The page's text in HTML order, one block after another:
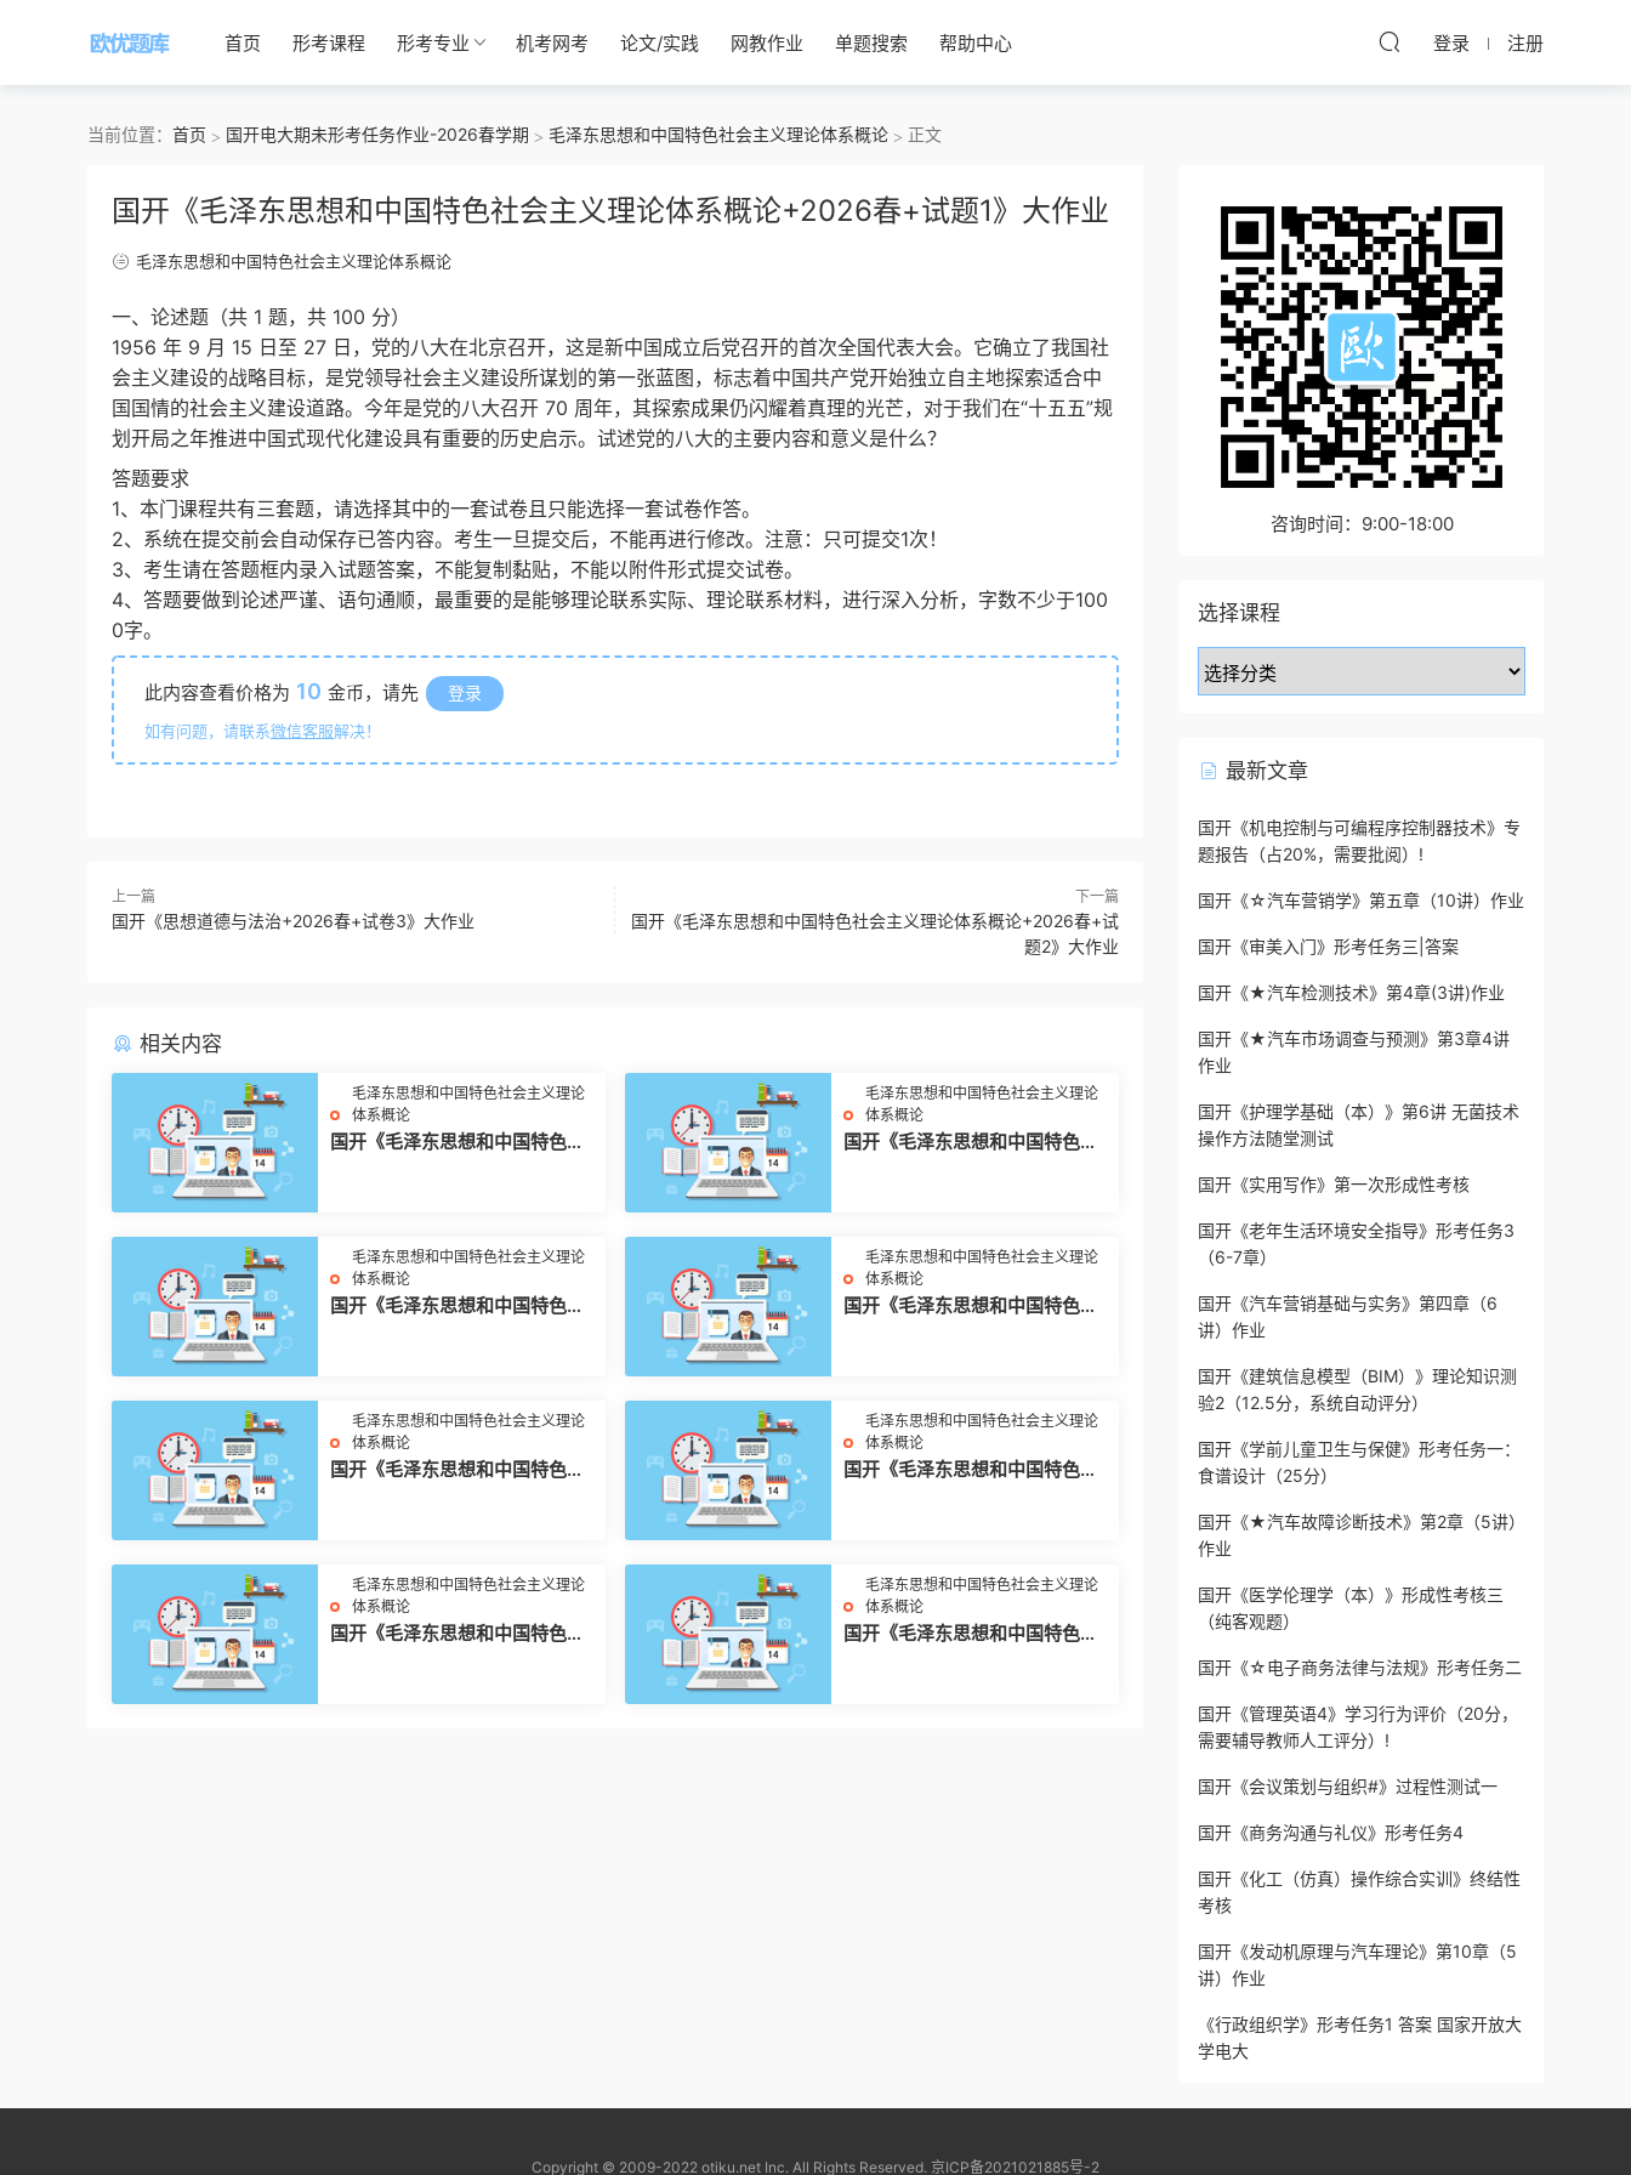
首页 形考课程 形考专业 机考网考 论文/实践 网教作业 单题搜索 帮助中心 登录 注册
当前位置： 首页 国开电大期未形考任务作业-2026春学期 毛泽东思想和中国特色社会主义理论体系概论 正文
国开《毛泽东思想和中国特色社会主义理论体系概论+2026春+试题1》大作业
毛泽东思想和中国特色社会主义理论体系概论
一、论述题（共 1 题，共 100 分）
1956 年 9 月 15 日至 27 日，党的八大在北京召开，这是新中国成立后党召开的首次全国代表大会。它确立了我国社
会主义建设的战略目标，是党领导社会主义建设所谋划的第一张蓝图，标志着中国共产党开始独立自主地探索适合中
国国情的社会主义建设道路。今年是党的八大召开 70 周年，其探索成果仍闪耀着真理的光芒，对于我们在“十五五”规
划开局之年推进中国式现代化建设具有重要的历史启示。试述党的八大的主要内容和意义是什么？
答题要求
1、本门课程共有三套题，请选择其中的一套试卷且只能选择一套试卷作答。
2、系统在提交前会自动保存已答内容。考生一旦提交后，不能再进行修改。注意：只可提交1次！
3、考生请在答题框内录入试题答案，不能复制黏贴，不能以附件形式提交试卷。
4、答题要做到论述严谨、语句通顺，最重要的是能够理论联系实际、理论联系材料，进行深入分析，字数不少于100
0字。
此内容查看价格为 10 金币，请先 登录
如有问题，请联系微信客服解决！
上一篇
国开《思想道德与法治+2026春+试卷3》大作业
下一篇
国开《毛泽东思想和中国特色社会主义理论体系概论+2026春+试
题2》大作业
相关内容
毛泽东思想和中国特色社会主义理论
体系概论
国开《毛泽东思想和中国特色社
毛泽东思想和中国特色社会主义理论
体系概论
国开《毛泽东思想和中国特色社
毛泽东思想和中国特色社会主义理论
体系概论
国开《毛泽东思想和中国特色社
毛泽东思想和中国特色社会主义理论
体系概论
国开《毛泽东思想和中国特色社
毛泽东思想和中国特色社会主义理论
体系概论
国开《毛泽东思想和中国特色社
毛泽东思想和中国特色社会主义理论
体系概论
国开《毛泽东思想和中国特色社
毛泽东思想和中国特色社会主义理论
体系概论
国开《毛泽东思想和中国特色社
毛泽东思想和中国特色社会主义理论
体系概论
国开《毛泽东思想和中国特色社
咨询时间：9:00-18:00
选择课程
最新文章
国开《机电控制与可编程序控制器技术》专
题报告（占20%，需要批阅）!
国开《☆汽车营销学》第五章（10讲）作业
国开《审美入门》形考任务三|答案
国开《★汽车检测技术》第4章(3讲)作业
国开《★汽车市场调查与预测》第3章4讲
作业
国开《护理学基础（本）》第6讲 无菌技术
操作方法随堂测试
国开《实用写作》第一次形成性考核
国开《老年生活环境安全指导》形考任务3
（6-7章）
国开《汽车营销基础与实务》第四章（6
讲）作业
国开《建筑信息模型（BIM）》理论知识测
验2（12.5分，系统自动评分）
国开《学前儿童卫生与保健》形考任务一：
食谱设计（25分）
国开《★汽车故障诊断技术》第2章（5讲）
作业
国开《医学伦理学（本）》形成性考核三
（纯客观题）
国开《☆电子商务法律与法规》形考任务二
国开《管理英语4》学习行为评价（20分，
需要辅导教师人工评分）!
国开《会议策划与组织#》过程性测试一
国开《商务沟通与礼仪》形考任务4
国开《化工（仿真）操作综合实训》终结性
考核
国开《发动机原理与汽车理论》第10章（5
讲）作业
《行政组织学》形考任务1 答案 国家开放大
学电大
Copyright © 2009-2022 otiku.net Inc. All Rights Reserved. 京ICP备2021021885号-2